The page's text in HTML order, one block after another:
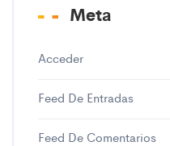
Meta
Acceder
Feed De Entradas
Feed De Comentarios